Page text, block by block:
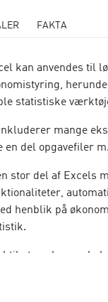
FAKTA
kan anvendes til
statistiske
mange
en del opgavefiler
stor del af Excels
henblik på
at analysere,